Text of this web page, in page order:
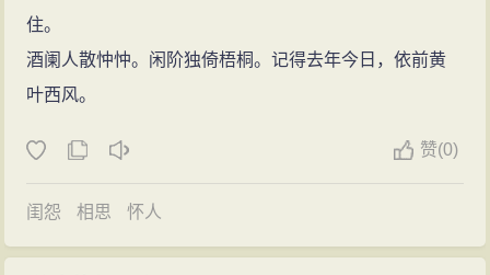
天圣五年（1027年），以刑部侍郎贬知宣州，后改
知应天府。在此期间，他极重视书院的发展，大力扶持
应天府书院，力邀范仲淹到书院讲学，培养了大批人
称宋初四大书院。这是自五代以来，学校屡遭禁废后，
又与枢密副使范仲淹一起，倡导州、县立学和
内容，官学设教授。自此，京师至郡县，都设有官学。
住。
酒阑人散忡忡。闲阶独倚梧桐。记得去年今日，依前黄
叶西风。
赞(0)
闺怨 相思 怀人